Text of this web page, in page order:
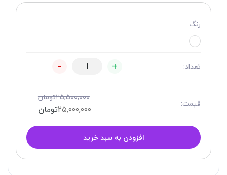
رنگ:
تعداد: +
-
قیمت: ۲۵,۵۰۰,۰۰۰تومان
۲۵,۰۰۰,۰۰۰تومان
افزودن به سبد خرید